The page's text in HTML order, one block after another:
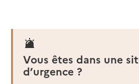
Vous êtes dans une
d’urgence ?